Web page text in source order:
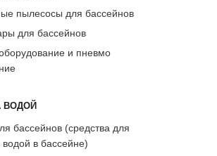
пылесосы для бассейнов
для бассейнов
и пневмо
ВОДОЙ
бассейнов (средства для
водой в бассейне)